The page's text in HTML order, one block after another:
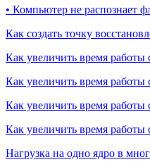
• Компьютер не распознает
Как создать точку
Как увеличить время работы
Как увеличить время работы
Как увеличить время работы
Как увеличить время работы
Нагрузка на одно ядро в